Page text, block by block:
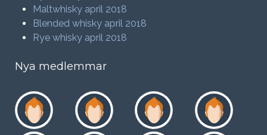
Maltwhisky april 2018
Blended whisky april 2018
Rye whisky april 2018
Nya medlemmar